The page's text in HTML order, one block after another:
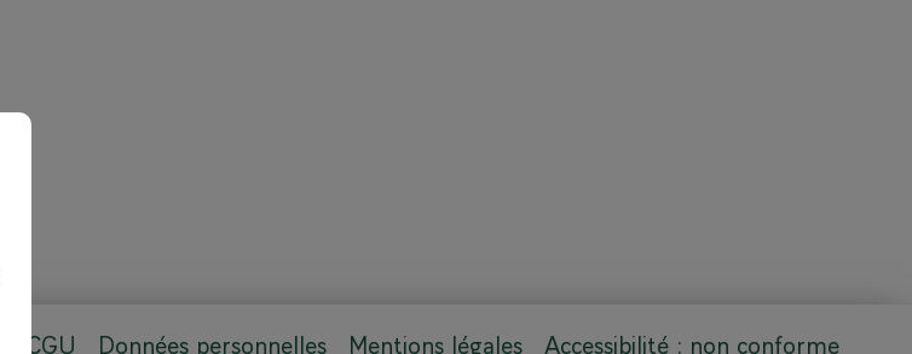
CGU Données personnelles Mentions légales Accessibilité : non conforme